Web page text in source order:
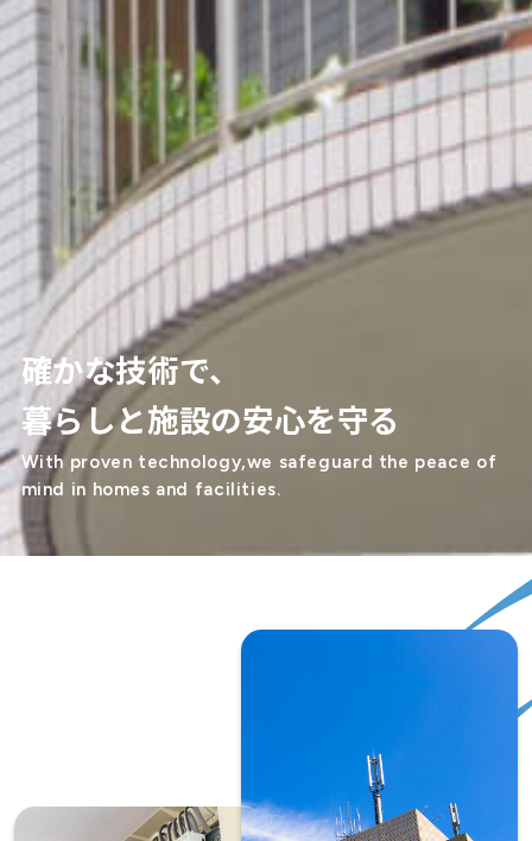
確かな技術で、
暮らしと施設の安心を守る
With proven technology,we safeguard the peace of
mind in homes and facilities.